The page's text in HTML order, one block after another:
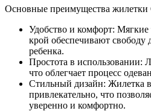
Основные преимущества жилетки
Удобство и комфорт:
крой обеспечивают
ребенка.
Простота в использовании:
что облегчает процесс
Стильный дизайн: Жилетка
привлекательно, что
уверенно и комфортно.